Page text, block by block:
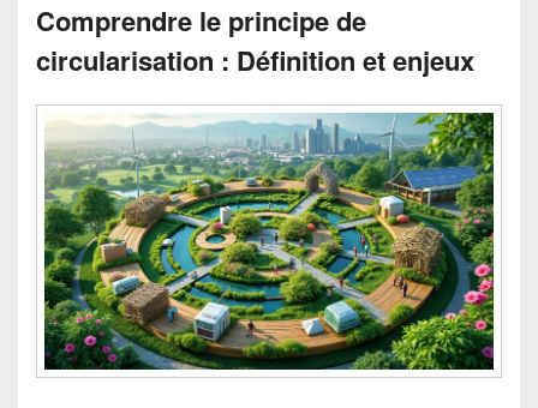
Comprendre le principe de
circularisation : Définition et enjeux